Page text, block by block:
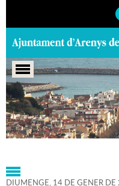
Portada > Agenda > 14-
2018 > Marcs > 2017 >
DIUMENGE, 14 DE GENER DE